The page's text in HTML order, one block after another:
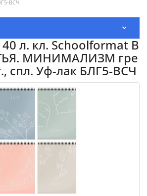
ВСЧ
л. кл. Schoolformat В
МИНИМАЛИЗМ гре
спл. Уф-лак БЛГ5-ВСЧ